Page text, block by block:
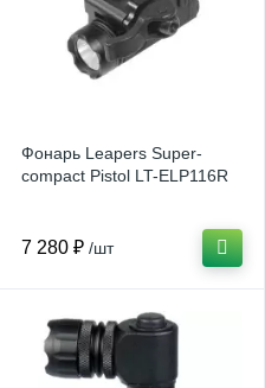
Фонарь Leapers Super-
compact Pistol LT-ELP116R
7 280 ₽ /шт